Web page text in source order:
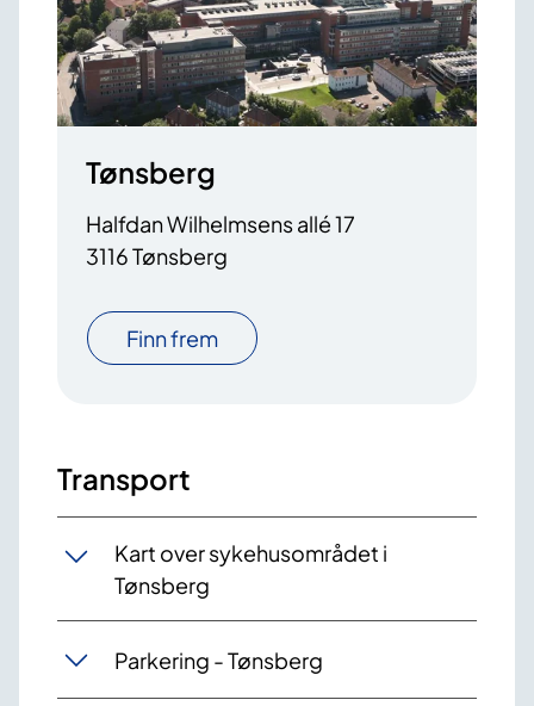
Tønsberg
Halfdan Wilhelmsens allé 17
3116 Tønsberg
Finn frem
Transport
Kart over sykehusområdet i
Tønsberg
Parkering - Tønsberg